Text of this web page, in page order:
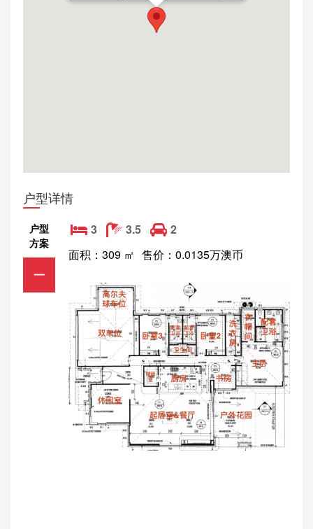
户型详情
户型
方案
一
3 3.5
2
面积：309 ㎡ 售价：0.0135万澳币